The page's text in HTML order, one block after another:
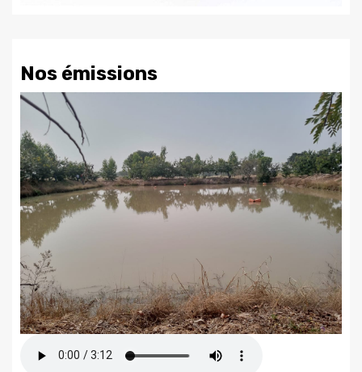
Nos émissions